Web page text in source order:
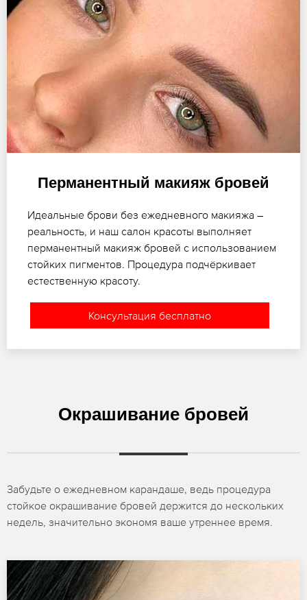
Перманентный макияж бровей
Идеальные брови без ежедневного макияжа –
реальность, и наш салон красоты выполняет
перманентный макияж бровей с использованием
стойких пигментов. Процедура подчёркивает
естественную красоту.
Консультация бесплатно
Окрашивание бровей
Забудьте о ежедневном карандаше, ведь процедура
стойкое окрашивание бровей держится до нескольких
недель, значительно экономя ваше утреннее время.